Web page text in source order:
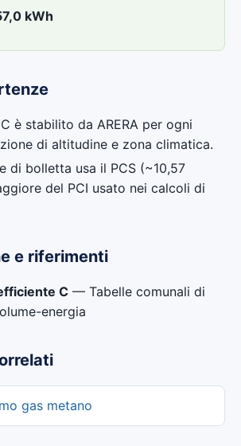
kWh
è stabilito da ARERA per ogni
di altitudine e zona climatica.
di bolletta usa il PCS (~10,57
del PCI usato nei calcoli di
e riferimenti
C— Tabelle comunali di
energia
gas metano